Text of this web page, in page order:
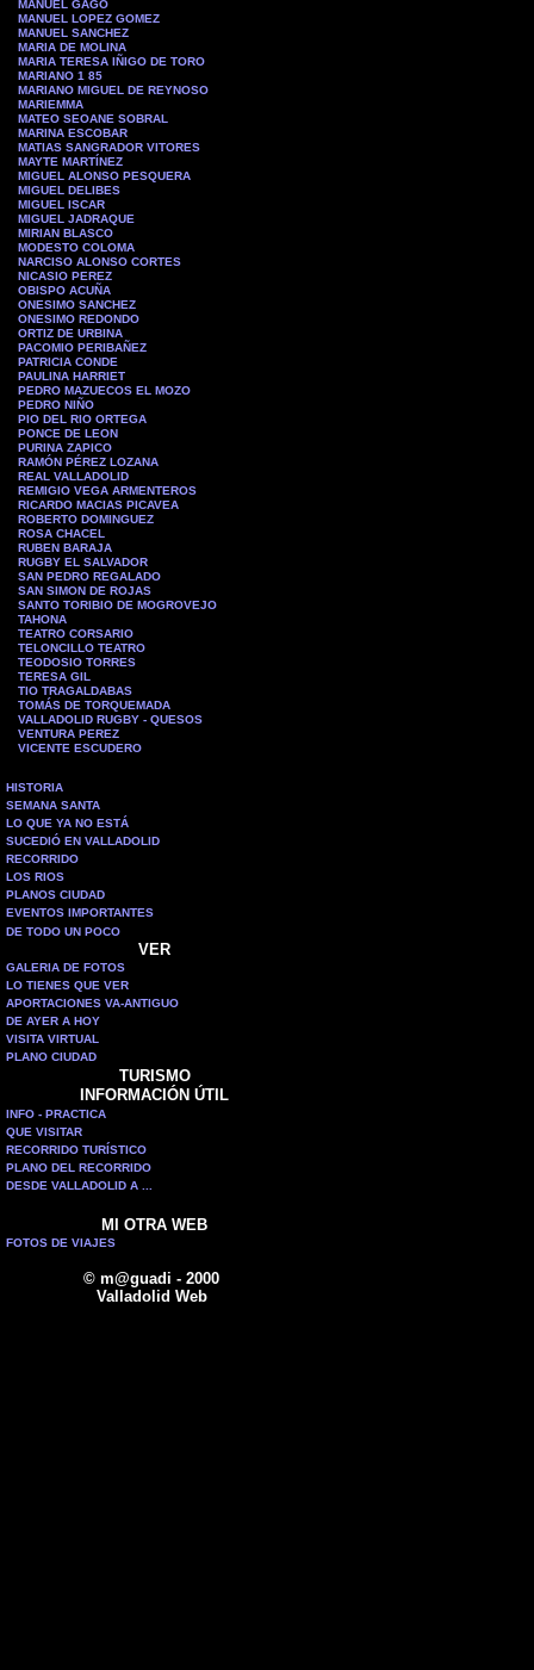
MANUEL GAGO
MANUEL LOPEZ GOMEZ
MANUEL SANCHEZ
MARIA DE MOLINA
MARIA TERESA IÑIGO DE TORO
MARIANO 1 85
MARIANO MIGUEL DE REYNOSO
MARIEMMA
MATEO SEOANE SOBRAL
MARINA ESCOBAR
MATIAS SANGRADOR VITORES
MAYTE MARTÍNEZ
MIGUEL ALONSO PESQUERA
MIGUEL DELIBES
MIGUEL ISCAR
MIGUEL JADRAQUE
MIRIAN BLASCO
MODESTO COLOMA
NARCISO ALONSO CORTES
NICASIO PEREZ
OBISPO ACUÑA
ONESIMO SANCHEZ
ONESIMO REDONDO
ORTIZ DE URBINA
PACOMIO PERIBAÑEZ
PATRICIA CONDE
PAULINA HARRIET
PEDRO MAZUECOS EL MOZO
PEDRO NIÑO
PIO DEL RIO ORTEGA
PONCE DE LEON
PURINA ZAPICO
RAMÓN PÉREZ LOZANA
REAL VALLADOLID
REMIGIO VEGA ARMENTEROS
RICARDO MACIAS PICAVEA
ROBERTO DOMINGUEZ
ROSA CHACEL
RUBEN BARAJA
RUGBY EL SALVADOR
SAN PEDRO REGALADO
SAN SIMON DE ROJAS
SANTO TORIBIO DE MOGROVEJO
TAHONA
TEATRO CORSARIO
TELONCILLO TEATRO
TEODOSIO TORRES
TERESA GIL
TIO TRAGALDABAS
TOMÁS DE TORQUEMADA
VALLADOLID RUGBY - QUESOS
VENTURA PEREZ
VICENTE ESCUDERO
HISTORIA
SEMANA SANTA
LO QUE YA NO ESTÁ
SUCEDIÓ EN VALLADOLID
RECORRIDO
LOS RIOS
PLANOS CIUDAD
EVENTOS IMPORTANTES
DE TODO UN POCO
VER
GALERIA DE FOTOS
LO TIENES QUE VER
APORTACIONES VA-ANTIGUO
DE AYER A HOY
VISITA VIRTUAL
PLANO CIUDAD
TURISMO
INFORMACIÓN ÚTIL
INFO - PRACTICA
QUE VISITAR
RECORRIDO TURÍSTICO
PLANO DEL RECORRIDO
DESDE VALLADOLID A ...
MI OTRA WEB
FOTOS DE VIAJES
© m@guadi - 2000
Valladolid Web